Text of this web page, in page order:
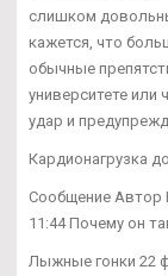
слишком
кажется, что
обычные
университете
удар и
Кардионагрузка
Сообщение Автор
11:44 Почему он
Лыжные гонки 22